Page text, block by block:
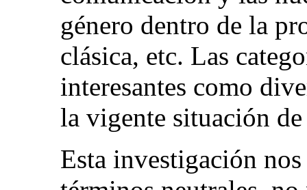
género dentro de la
clásica, etc. Las
interesantes como
la vigente situación
Esta investigación